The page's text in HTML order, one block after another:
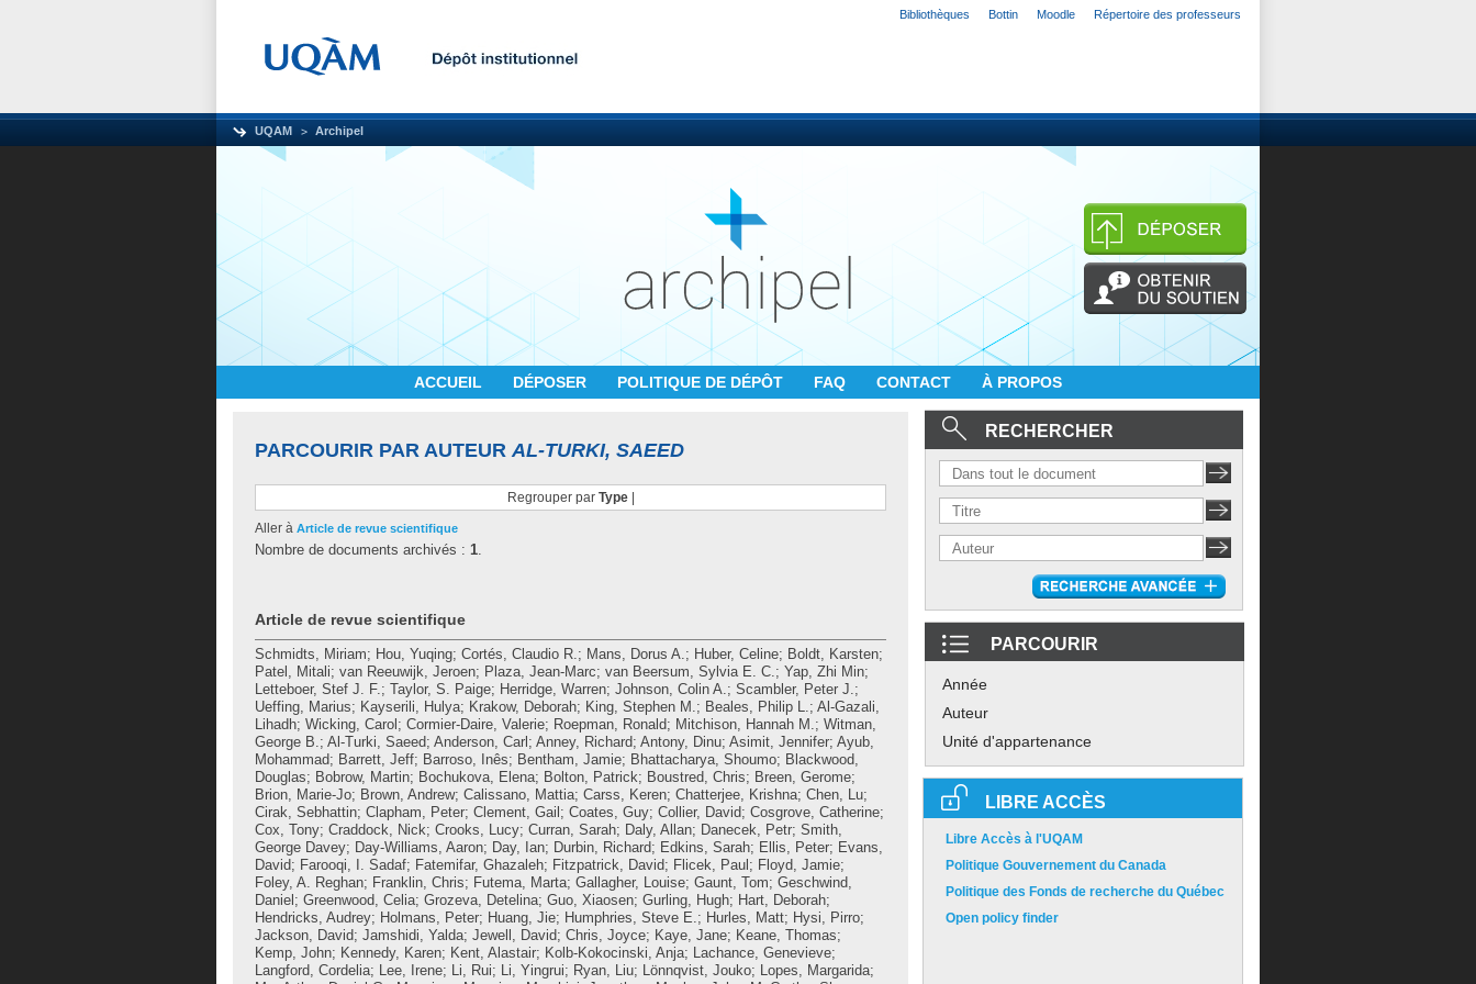
Bibliothèques Bottin Moodle Répertoire des professeurs
UQAM Archipel
ACCUEIL DÉPOSER POLITIQUE DE DÉPÔT FAQ CONTACT À PROPOS
PARCOURIR PAR AUTEURAL-TURKI, SAEED
Regrouper par Type|
Aller à Article de revue scientifique
Nombre de documents archivés : 1.
Article de revue scientifique
Schmidts, Miriam; Hou, Yuqing; Cortés, Claudio R.; Mans, Dorus A.; Huber, Celine; Boldt, Karsten;
Patel, Mitali; van Reeuwijk, Jeroen; Plaza, Jean-Marc; van Beersum, Sylvia E. C.; Yap, Zhi Min;
Letteboer, Stef J. F.; Taylor, S. Paige; Herridge, Warren; Johnson, Colin A.; Scambler, Peter J.;
Ueffing, Marius; Kayserili, Hulya; Krakow, Deborah; King, Stephen M.; Beales, Philip L.; Al-Gazali,
Lihadh; Wicking, Carol ; Cormier-Daire, Valerie; Roepman, Ronald; Mitchison, Hannah M.; Witman,
George B.; Al-Turki, Saeed; Anderson, Carl ; Anney, Richard; Antony, Dinu; Asimit, Jennifer; Ayub,
Mohammad; Barrett, Jeff; Barroso, Inês; Bentham, Jamie; Bhattacharya, Shoumo; Blackwood,
Douglas; Bobrow, Martin; Bochukova, Elena; Bolton, Patrick; Boustred, Chris; Breen, Gerome;
Brion, Marie-Jo; Brown, Andrew; Calissano, Mattia; Carss, Keren; Chatterjee, Krishna; Chen, Lu;
Cirak, Sebhattin; Clapham, Peter; Clement, Gail ; Coates, Guy; Collier, David; Cosgrove, Catherine;
Cox, Tony; Craddock, Nick; Crooks, Lucy; Curran, Sarah; Daly, Allan; Danecek, Petr; Smith,
George Davey; Day-Williams, Aaron; Day, Ian; Durbin, Richard; Edkins, Sarah; Ellis, Peter; Evans,
David; Farooqi, I. Sadaf; Fatemifar, Ghazaleh; Fitzpatrick, David; Flicek, Paul ; Floyd, Jamie;
Foley, A. Reghan; Franklin, Chris; Futema, Marta; Gallagher, Louise; Gaunt, Tom; Geschwind,
Daniel ; Greenwood, Celia; Grozeva, Detelina; Guo, Xiaosen; Gurling, Hugh; Hart, Deborah;
Hendricks, Audrey; Holmans, Peter; Huang, Jie; Humphries, Steve E.; Hurles, Matt; Hysi, Pirro;
Jackson, David; Jamshidi, Yalda; Jewell, David; Chris, Joyce; Kaye, Jane; Keane, Thomas;
Kemp, John; Kennedy, Karen; Kent, Alastair; Kolb-Kokocinski, Anja; Lachance, Genevieve;
Langford, Cordelia; Lee, Irene; Li, Rui; Li, Yingrui; Ryan, Liu; Lönnqvist, Jouko; Lopes, Margarida;
RECHERCHER
PARCOURIR
Année
Auteur
Unité d'appartenance
LIBRE ACCÈS
Libre Accès à l'UQAM
Politique Gouvernement du Canada
Politique des Fonds de recherche du Québec
Open policy finder